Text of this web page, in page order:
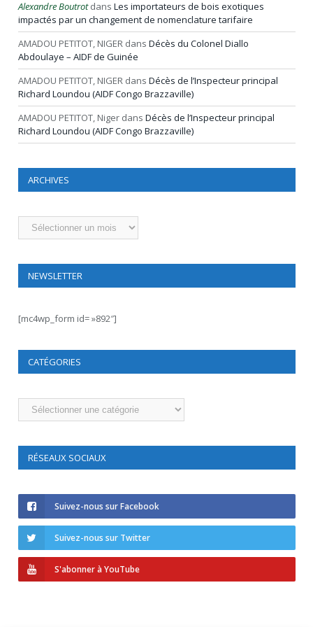
Alexandre Boutrotdans Les importateurs de bois exotiques
impactés par un changement de nomenclature tarifaire
AMADOU PETITOT, NIGER dans Décès du Colonel Diallo
Abdoulaye – AIDF de Guinée
AMADOU PETITOT, NIGER dans Décès de l’Inspecteur principal
Richard Loundou (AIDF Congo Brazzaville)
AMADOU PETITOT, Niger dans Décès de l’Inspecteur principal
Richard Loundou (AIDF Congo Brazzaville)
ARCHIVES
Archives
NEWSLETTER
[mc4wp_form id= »892″]
CATÉGORIES
Catégories
RÉSEAUX SOCIAUX
Suivez-nous sur Facebook
Suivez-nous sur Twitter
S'abonner à YouTube